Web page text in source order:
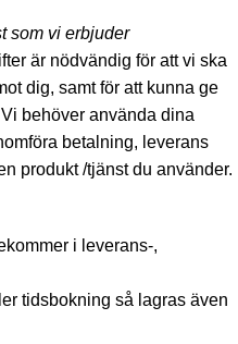
som vi erbjuder
är nödvändig för att vi ska
dig, samt för att kunna ge
behöver använda dina
betalning, leverans
produkt /tjänst du använder.
i leverans-,
tidsbokning så lagras även